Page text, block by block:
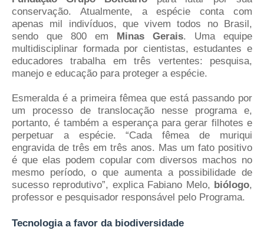
conservação. Atualmente, a espécie conta com
apenas mil indivíduos, que vivem todos no Brasil,
sendo que 800 em Minas Gerais. Uma equipe
multidisciplinar formada por cientistas, estudantes e
educadores trabalha em três vertentes: pesquisa,
manejo e educação para proteger a espécie.
Esmeralda é a primeira fêmea que está passando por
um processo de translocação nesse programa e,
portanto, é também a esperança para gerar filhotes e
perpetuar a espécie. “Cada fêmea de muriqui
engravida de três em três anos. Mas um fato positivo
é que elas podem copular com diversos machos no
mesmo período, o que aumenta a possibilidade de
sucesso reprodutivo”, explica Fabiano Melo, biólogo,
professor e pesquisador responsável pelo Programa.
Tecnologia a favor da biodiversidade